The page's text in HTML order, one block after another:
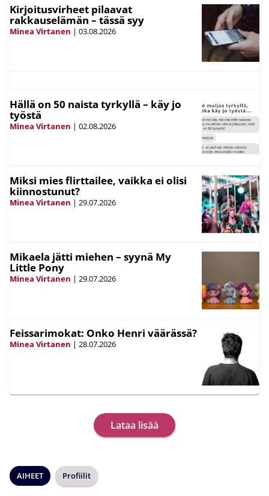
Kirjoitusvirheet pilaavat
rakkauselämän – tässä syy
Minea Virtanen | 03.08.2026
Hällä on 50 naista tyrkyllä – käy jo
työstä
Minea Virtanen | 02.08.2026
Miksi mies flirttailee, vaikka ei olisi
kiinnostunut?
Minea Virtanen | 29.07.2026
Mikaela jätti miehen – syynä My
Little Pony
Minea Virtanen | 29.07.2026
Feissarimokat: Onko Henri väärässä?
Minea Virtanen | 28.07.2026
Lataa lisää
AIHEET Profiilit